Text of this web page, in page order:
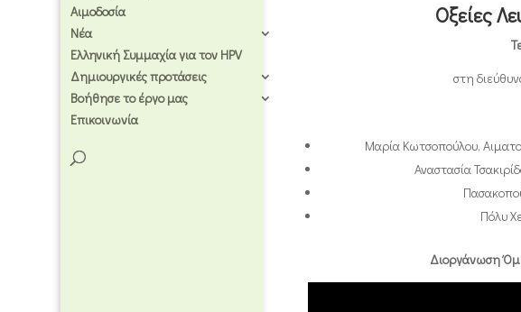
Αιμοδοσία
Νέα
Ελληνική Συμμαχία για τον HPV
Δημιουργικές προτάσεις
Βοήθησε το έργο μας
Επικοινωνία
Οξείες
στη
Μαρία Κωτσοπούλου,
Αναστασία
Πόλυ
Διοργάνωση